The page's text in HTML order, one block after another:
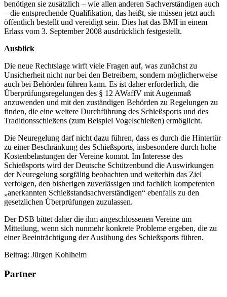
benötigen sie zusätzlich – wie allen anderen Sachverständigen auch
– die entsprechende Qualifikation, das heißt, sie müssen jetzt auch
öffentlich bestellt und vereidigt sein. Dies hat das BMI in einem
Erlass vom 3. September 2008 ausdrücklich festgestellt.
Ausblick
Die neue Rechtslage wirft viele Fragen auf, was zunächst zu
Unsicherheit nicht nur bei den Betreibern, sondern möglicherweise
auch bei Behörden führen kann. Es ist daher erforderlich, die
Überprüfungsregelungen des § 12 AWaffV mit Augenmaß
anzuwenden und mit den zuständigen Behörden zu Regelungen zu
finden, die eine weitere Durchführung des Schießsports und des
Traditionsschießens (zum Beispiel Vogelschießen) ermöglicht.
Die Neuregelung darf nicht dazu führen, dass es durch die Hintertür
zu einer Beschränkung des Schießsports, insbesondere durch hohe
Kostenbelastungen der Vereine kommt. Im Interesse des
Schießsports wird der Deutsche Schützenbund die Auswirkungen
der Neuregelung sorgfältig beobachten und weiterhin das Ziel
verfolgen, den bisherigen zuverlässigen und fachlich kompetenten
„anerkannten Schießstandsachverständigen“ ebenfalls zu den
gesetzlichen Überprüfungen zuzulassen.
Der DSB bittet daher die ihm angeschlossenen Vereine um
Mitteilung, wenn sich nunmehr konkrete Probleme ergeben, die zu
einer Beeinträchtigung der Ausübung des Schießsports führen.
Beitrag: Jürgen Kohlheim
Partner